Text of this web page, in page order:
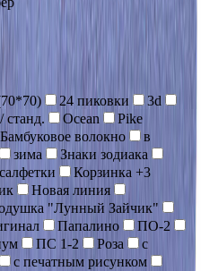
24 пиковки
3d
станд. Ocean
Pike
Бамбуковое волокно
в
зима
Знаки зодиака
Корзинка +3
Новая линия
"Лунный Зайчик"
Папалино
ПО-2
ПС 1-2 Роза
с
с печатным рисунком